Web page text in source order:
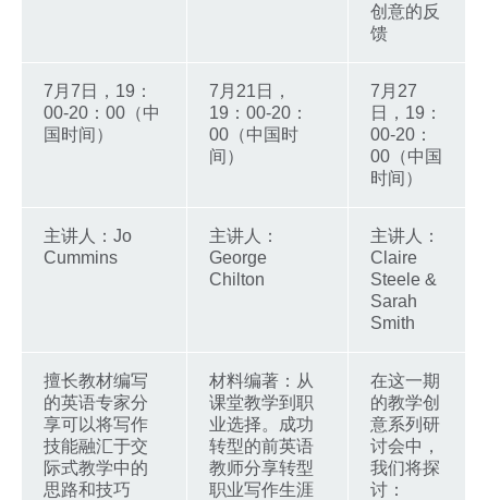
创意的反
馈
7月7日，19：
00-20：00（中
国时间）
7月21日，
19：00-20：
00（中国时
间）
7月27
日，19：
00-20：
00（中国
时间）
主讲人：Jo
Cummins
主讲人：
George
Chilton
主讲人：
Claire
Steele &
Sarah
Smith
擅长教材编写
的英语专家分
享可以将写作
技能融汇于交
际式教学中的
思路和技巧
材料编著：从
课堂教学到职
业选择。成功
转型的前英语
教师分享转型
职业写作生涯
在这一期
的教学创
意系列研
讨会中，
我们将探
讨：